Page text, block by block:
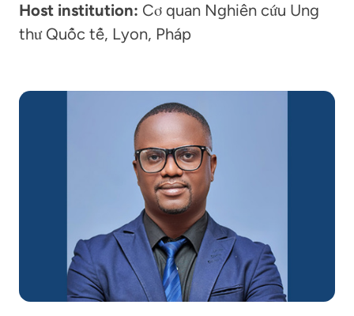
Host institution: Cơ quan Nghiên cứu Ung
thư Quốc tế, Lyon, Pháp